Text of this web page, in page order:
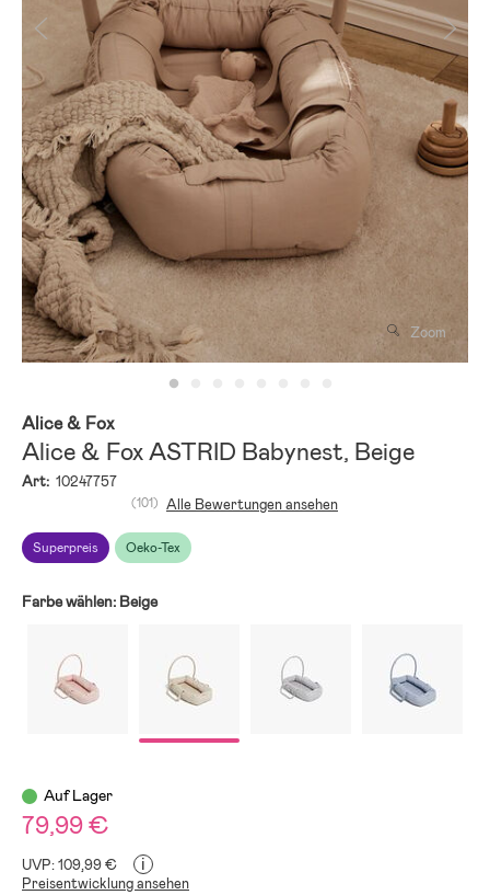
Zoom
Alice & Fox
Alice & Fox ASTRID Babynest, Beige
Art: 10247757
Superpreis Oeko-Tex
(101) Alle Bewertungen ansehen
Farbe wählen: Beige
Auf Lager
79,99 €
UVP: 109,99 € i
Preisentwicklung ansehen